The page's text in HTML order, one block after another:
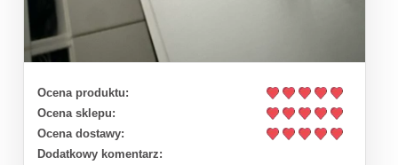
Ocena produktu:
Ocena sklepu:
Ocena dostawy:
Dodatkowy komentarz: